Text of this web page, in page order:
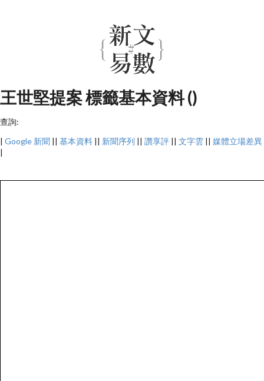
王世堅提案 標籤基本資料 ()
查詢:
| Google 新聞 || 基本資料 || 新聞序列 || 讚享評 || 文字雲 || 媒體立場差異
|